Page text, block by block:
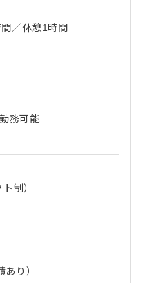
／休憩1時間
務可能
制）
り）